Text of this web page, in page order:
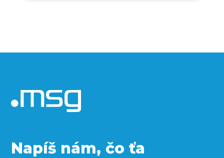
Napíš nám, čo ťa